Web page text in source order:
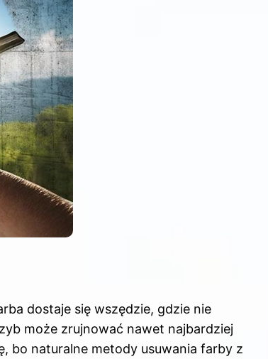
dostaje się wszędzie, gdzie nie
może zrujnować nawet najbardziej
bo naturalne metody usuwania farby z